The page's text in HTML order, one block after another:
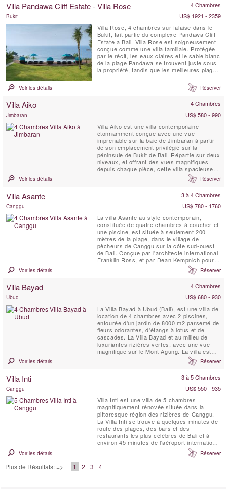
Villa Maridadi se trouve à quelques ...
Villa Pandawa Cliff Estate - Villa Rose 4 Chambres
Bukit
US$ 1921 - 2359
Villa Rose, 4 chambres sur falaise dans le
Bukit, fait partie du complexe Pandawa Cliff
Estate a Bali. Villa Rose est soigneusement
conçue comme une villa familiale. Protégée
par le récif, les eaux claires et le sable blanc
de la plage Pandawa se trouvent juste sous
la propriété, tandis que les meilleures plages
Voir les détails Réserver
Villa Aiko 4 Chambres
Jimbaran
US$ 580 - 990
Villa Aiko est une villa contemporaine
étonnamment conçue avec une vue
imprenable sur la baie de Jimbaran à partir
de son emplacement privilégié sur la
péninsule de Bukit de Bali. Répartie sur deux
niveaux, et offrant des vues magnifiques
depuis chaque pièce, cette villa spacieuse et
lumineuse encadre deux côtés d’une piscine
à débordement de 15 mètres bordée d’un
comme des éléments traditionnels balinais
Voir les détails Réserver
Villa Asante 3 à 4 Chambres
Canggu
US$ 780 - 1760
La villa Asante au style contemporain,
constituée de quatre chambres à coucher et
une piscine, est située à seulement 200
mètres de la plage, dans le village de
pêcheurs de Canggu sur la côte sud-ouest
de Bali. Conçue par l'architecte international
Franklin Ross, et par Dean Kempnich pour la
décoration intérieure, cette charmante
propriété est l’étude de la symétrie parfaite,
un grand jardin clos, avec une piscine de 20
Voir les détails Réserver
Villa Bayad 4 Chambres
Ubud
US$ 680 - 930
La Villa Bayad à Ubud (Bali), est une villa de
location de 4 chambres avec 2 piscines,
entourée d'un jardin de 8000 m2 parsemé de
fleurs odorantes, d'étangs à lotus et de
cascades. La Villa Bayad et au milieu de
luxuriantes rizières vertes, avec une vue
magnifique sur le Mont Agung. La villa est
située à 15 minutes au nord du centre
Voir les détails Réserver
Villa Inti 3 à 5 Chambres
Canggu
US$ 550 - 935
Villa Inti est une villa de 5 chambres
magnifiquement rénovée située dans la
pittoresque région des rizières de Canggu.
La Villa Inti se trouve à quelques minutes de
route des plages, des bars et des
restaurants les plus célèbres de Bali et à
environ 45 minutes de l'aéroport international
de Bali. Offrant des vues spectaculaires sur
les rizières en terrasses verdoyantes, elle
permet de découvrir le vrai Bali tout en
bénéficiant d'une intimité totale par rapport
Voir les détails Réserver
Plus de Résultats: => 1 2 3 4